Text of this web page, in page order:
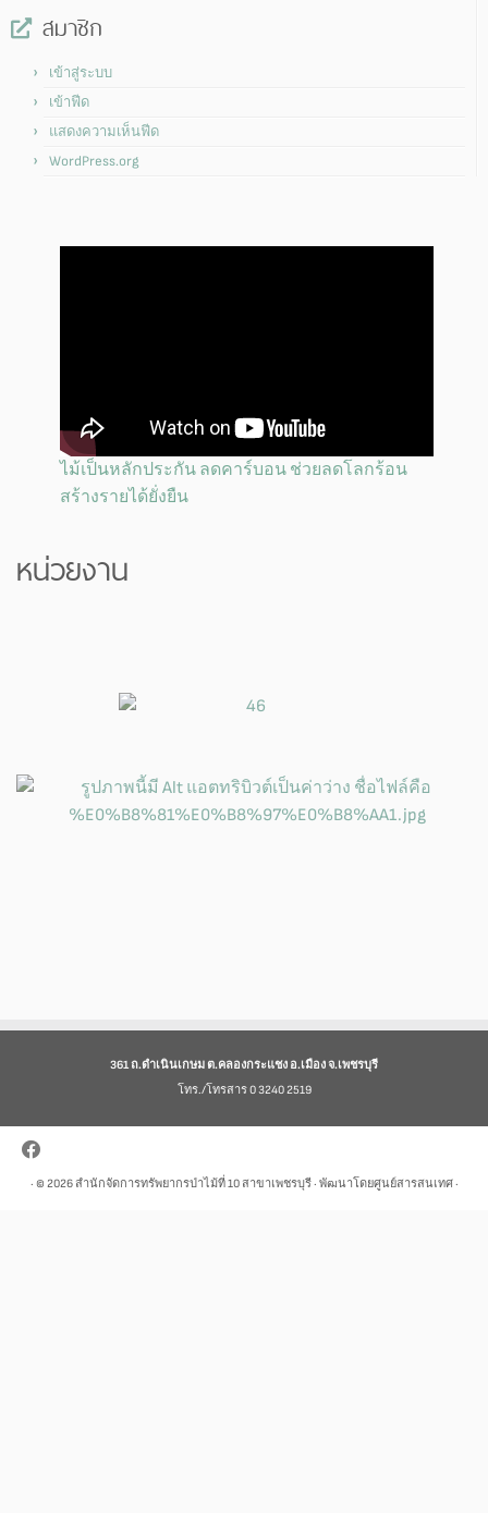
สมาชิก
เข้าสู่ระบบ
เข้าฟีด
แสดงความเห็นฟีด
WordPress.org
ไม้เป็นหลักประกัน ลดคาร์บอน ช่วยลดโลกร้อน
สร้างรายได้ยั่งยืน
หน่วยงาน
361 ถ.ดำเนินเกษม ต.คลองกระแชง อ.เมือง จ.เพชรบุรี
โทร./โทรสาร 0 3240 2519
· © 2026สำนักจัดการทรัพยากรป่าไม้ที่ 10 สาขาเพชรบุรี· พัฒนาโดยศูนย์สารสนเทศ ·